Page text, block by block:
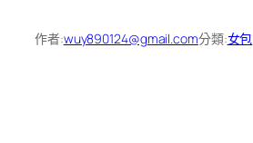
作者:wuy890124@gmail.com分類:女包